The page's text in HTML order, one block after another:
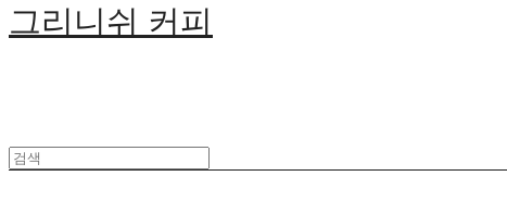
그리니쉬 커피